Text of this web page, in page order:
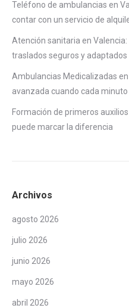
Teléfono de ambulancias en
contar con un servicio de
Atención sanitaria en
traslados seguros y adaptados
Ambulancias Medicalizadas
avanzada cuando cada
Formación de primeros
puede marcar la diferencia
Archivos
agosto 2026
julio 2026
junio 2026
mayo 2026
abril 2026